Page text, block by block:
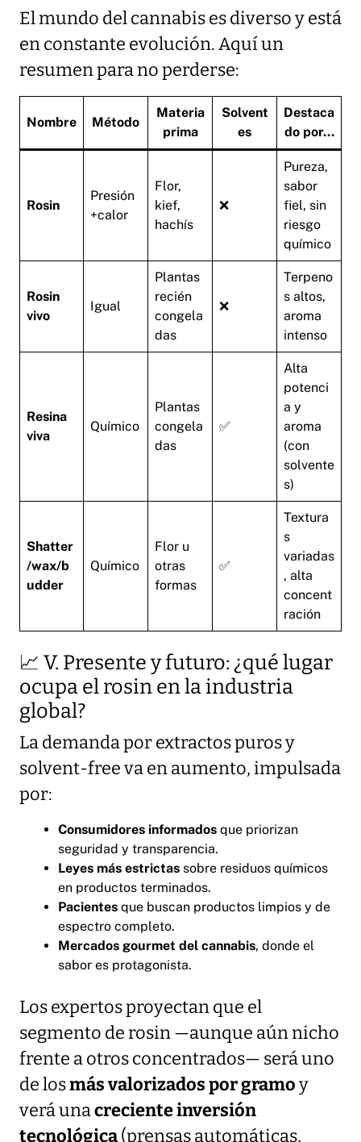
El mundo del cannabis es diverso y está
en constante evolución. Aquí un
resumen para no perderse:
Nombre Método
Materia
prima
Solvent
es
Destaca
do por…
Rosin
Presión
+calor
Flor,
kief,
hachís
❌
Pureza,
sabor
fiel, sin
riesgo
químico
Rosin
vivo
Igual
Plantas
recién
congela
das
❌
Terpeno
s altos,
aroma
intenso
Resina
viva
Químico
Plantas
congela
das
✅
Alta
potenci
a y
aroma
(con
solvente
s)
Shatter
/wax/b
udder
Químico
Flor u
otras
formas
✅
Textura
s
variadas
, alta
concent
ración
📈 V. Presente y futuro: ¿qué lugar
ocupa el rosin en la industria
global?
La demanda por extractos puros y
solvent-free va en aumento, impulsada
por:
Consumidores informados que priorizan
seguridad y transparencia.
Leyes más estrictas sobre residuos químicos
en productos terminados.
Pacientes que buscan productos limpios y de
espectro completo.
Mercados gourmet del cannabis, donde el
sabor es protagonista.
Los expertos proyectan que el
segmento de rosin —aunque aún nicho
frente a otros concentrados— será uno
de losmás valorizados por gramoy
verá unacreciente inversión
tecnológica(prensas automáticas,